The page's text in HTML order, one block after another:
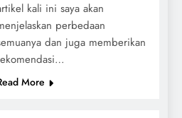
kali ini saya akan
perbedaan
dan juga memberikan
More